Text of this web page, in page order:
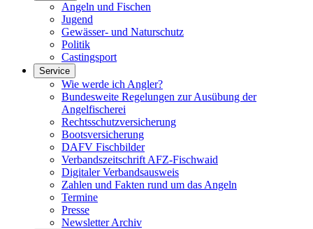
Angeln und Fischen
Jugend
Gewässer- und Naturschutz
Politik
Castingsport
Service
Wie werde ich Angler?
Bundesweite Regelungen zur Ausübung der
Angelfischerei
Rechtsschutzversicherung
Bootsversicherung
DAFV Fischbilder
Verbandszeitschrift AFZ-Fischwaid
Digitaler Verbandsausweis
Zahlen und Fakten rund um das Angeln
Termine
Presse
Newsletter Archiv